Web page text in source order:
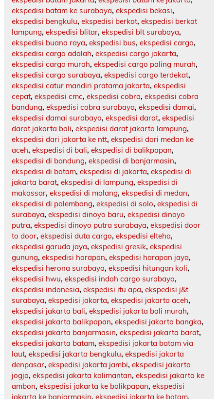
ekspedisi batam ke surabaya, ekspedisi bekasi,
ekspedisi bengkulu, ekspedisi berkat, ekspedisi berkat
lampung, ekspedisi blitar, ekspedisi blt surabaya,
ekspedisi buana raya, ekspedisi bus, ekspedisi cargo,
ekspedisi cargo adalah, ekspedisi cargo jakarta,
ekspedisi cargo murah, ekspedisi cargo paling murah,
ekspedisi cargo surabaya, ekspedisi cargo terdekat,
ekspedisi catur mandiri pratama jakarta, ekspedisi
cepat, ekspedisi cmc, ekspedisi cobra, ekspedisi cobra
bandung, ekspedisi cobra surabaya, ekspedisi damai,
ekspedisi damai surabaya, ekspedisi darat, ekspedisi
darat jakarta bali, ekspedisi darat jakarta lampung,
ekspedisi dari jakarta ke ntt, ekspedisi dari medan ke
aceh, ekspedisi di bali, ekspedisi di balikpapan,
ekspedisi di bandung, ekspedisi di banjarmasin,
ekspedisi di batam, ekspedisi di jakarta, ekspedisi di
jakarta barat, ekspedisi di lampung, ekspedisi di
makassar, ekspedisi di malang, ekspedisi di medan,
ekspedisi di palembang, ekspedisi di solo, ekspedisi di
surabaya, ekspedisi dinoyo baru, ekspedisi dinoyo
putra, ekspedisi dinoyo putra surabaya, ekspedisi door
to door, ekspedisi duta cargo, ekspedisi elteha,
ekspedisi garuda jaya, ekspedisi gresik, ekspedisi
gunung, ekspedisi harapan, ekspedisi harapan jaya,
ekspedisi herona surabaya, ekspedisi hitungan koli,
ekspedisi hwu, ekspedisi indah cargo surabaya,
ekspedisi indonesia, ekspedisi itu apa, ekspedisi j&t
surabaya, ekspedisi jakarta, ekspedisi jakarta aceh,
ekspedisi jakarta bali, ekspedisi jakarta bali murah,
ekspedisi jakarta balikpapan, ekspedisi jakarta bangka,
ekspedisi jakarta banjarmasin, ekspedisi jakarta barat,
ekspedisi jakarta batam, ekspedisi jakarta batam via
laut, ekspedisi jakarta bengkulu, ekspedisi jakarta
denpasar, ekspedisi jakarta jambi, ekspedisi jakarta
jogja, ekspedisi jakarta kalimantan, ekspedisi jakarta ke
ambon, ekspedisi jakarta ke balikpapan, ekspedisi
jakarta ke banjarmasin, ekspedisi jakarta ke batam,